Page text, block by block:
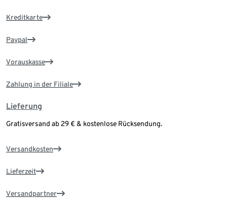
Kreditkarte
Paypal
Vorauskasse
Zahlung in der Filiale
Lieferung
Gratisversand ab 29 € & kostenlose Rücksendung.
Versandkosten
Lieferzeit
Versandpartner